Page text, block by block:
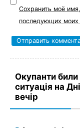
Сохранить моё
последующих моих
Окупанти
ситуація на
вечір